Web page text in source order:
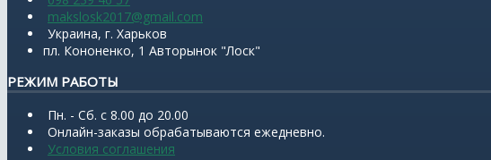
makslosk2017@gmail.com
Украина, г. Харьков
пл. Кононенко, 1 Авторынок "Лоск"
РЕЖИМ РАБОТЫ
Пн. - Сб. с 8.00 до 20.00
Онлайн-заказы обрабатываются ежедневно.
Условия соглашения